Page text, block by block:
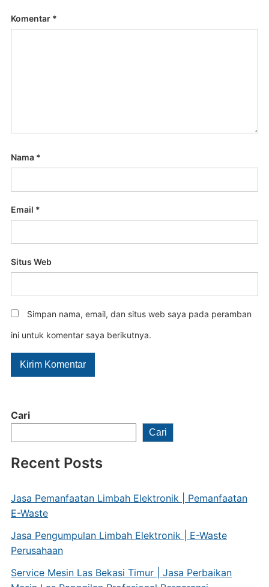
Cari
Cari
Recent Posts
Jasa Pemanfaatan Limbah Elektronik | Pemanfaatan
E-Waste
Jasa Pengumpulan Limbah Elektronik | E-Waste
Perusahaan
Service Mesin Las Bekasi Timur | Jasa Perbaikan
Komentar *
Nama *
Email *
Situs Web
Simpan nama, email, dan situs web saya pada peramban
ini untuk komentar saya berikutnya.